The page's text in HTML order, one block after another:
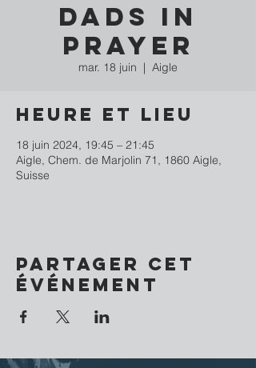
Dads in
prayer
mar. 18 juin
  |
Aigle
Heure et lieu
18 juin 2024, 19:45 – 21:45
Aigle, Chem. de Marjolin 71, 1860 Aigle,
Suisse
Partager cet
événement